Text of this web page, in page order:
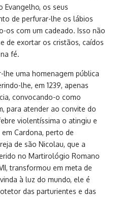
Evangelho, os seus
de perfurar-lhe os lábios
os com um cadeado. Isso não
de exortar os cristãos, caídos
fé.
lhe uma homenagem pública
lhe, em 1239, apenas
convocando-o como
para atender ao convite do
violentíssima o atingiu e
Cardona, perto de
de são Nicolau, que a
no Martirológio Romano
transformou em meta de
à luz do mundo, ele é
das parturientes e das